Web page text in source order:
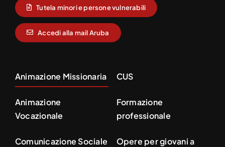
Tutela minori e persone vulnerabili
Accedi alla mail Aruba
Animazione Missionaria
Animazione
Vocazionale
Comunicazione Sociale
CUS
Formazione
professionale
Opere per giovani a